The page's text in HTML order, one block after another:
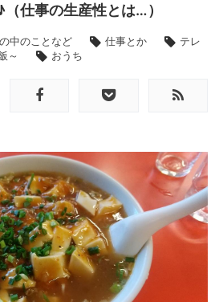
仕事の生産性とは…）
中のことなど 仕事とか
テレ
～ おうち